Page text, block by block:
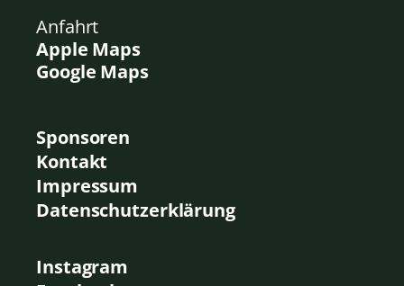
Anfahrt
Apple Maps
Google Maps
Sponsoren
Kontakt
Impressum
Datenschutzerklärung
Instagram